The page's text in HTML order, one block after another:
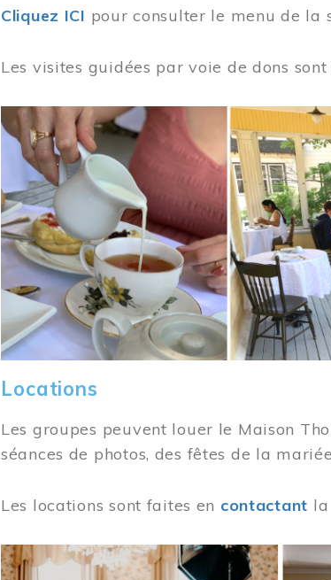
Cliquez ICI pour consulter le menu de la
Les visites guidées par voie de dons
Image
Locations
Les groupes peuvent louer le Maison
séances de photos, des fêtes de la
Les locations sont faites en contactant
Image